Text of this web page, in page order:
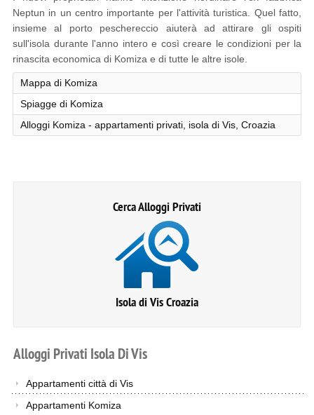
Neptun in un centro importante per l'attività turistica. Quel fatto,
insieme al porto peschereccio aiuterà ad attirare gli ospiti
sull'isola durante l'anno intero e così creare le condizioni per la
rinascita economica di Komiza e di tutte le altre isole.
Mappa di Komiza
Spiagge di Komiza
Alloggi Komiza - appartamenti privati, isola di Vis, Croazia
Cerca Alloggi Privati
Isola di Vis Croazia
Alloggi Privati Isola DiVis
Appartamenti città di Vis
Appartamenti Komiza